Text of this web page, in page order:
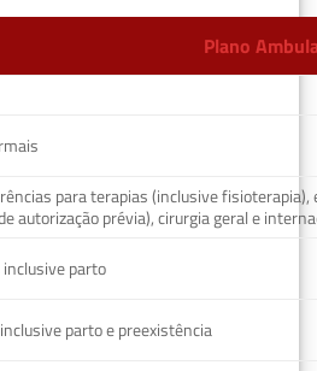
Plano
para terapias (inclusive fisioterapia),
autorização prévia), cirurgia geral e
parto
parto e preexistência